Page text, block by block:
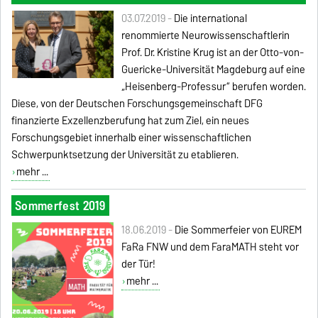
03.07.2019 -Die international
renommierte Neurowissenschaftlerin
Prof. Dr. Kristine Krug ist an der Otto-von-
Guericke-Universität Magdeburg auf eine
„Heisenberg-Professur“ berufen worden.
Diese, von der Deutschen Forschungsgemeinschaft DFG
finanzierte Exzellenzberufung hat zum Ziel, ein neues
Forschungsgebiet innerhalb einer wissenschaftlichen
Schwerpunktsetzung der Universität zu etablieren.
mehr ...
Sommerfest 2019
18.06.2019 -Die Sommerfeier von EUREM
FaRa FNW und dem FaraMATH steht vor
der Tür!
mehr ...